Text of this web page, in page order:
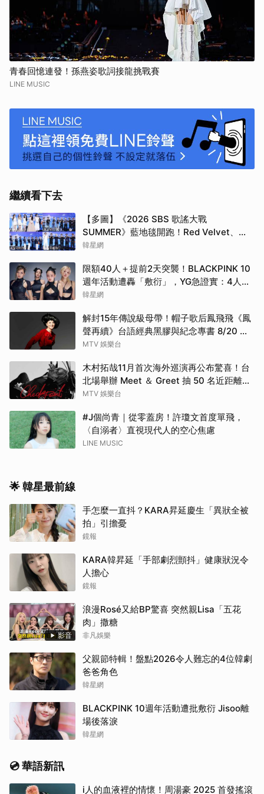
青春回憶連發！孫燕姿歌詞接龍挑戰賽
LINE MUSIC
繼續看下去
【多圖】《2026 SBS 歌謠大戰
SUMMER》藍地毯開跑！Red Velvet、
Stray Kids、ATEEZ、RIIZE等愛豆登場
韓星網
限額40人＋提前2天突襲！BLACKPINK 10
週年活動遭轟「敷衍」，YG急證實：4人確
定完全體出席
韓星網
解封15年傳說級母帶！帽子歌后鳳飛飛《鳳
聲再續》台語經典黑膠與紀念專書 8/20 珍
藏預購
MTV 娛樂台
木村拓哉11月首次海外巡演再公布驚喜！台
北場舉辦 Meet ＆ Greet 抽 50 名近距離互
動
MTV 娛樂台
#J個尚青｜從零蓋房！許瓊文首度單飛，
〈自溺者〉直視現代人的空心焦慮
LINE MUSIC
🌟 韓星最前線
手怎麼一直抖？KARA昇延慶生「異狀全被
拍」引擔憂
鏡報
KARA韓昇延「手部劇烈顫抖」健康狀況令
人擔心
鏡報
影音
浪漫Rosé又給BP驚喜 突然親Lisa「五花
肉」撒糖
非凡娛樂
父親節特輯！盤點2026令人難忘的4位韓劇
爸爸角色
韓星網
BLACKPINK 10週年活動遭批敷衍 Jisoo離
場後落淚
韓星網
💿 華語新訊
i人的血液裡的情懷！周湯豪 2025 首發搖滾